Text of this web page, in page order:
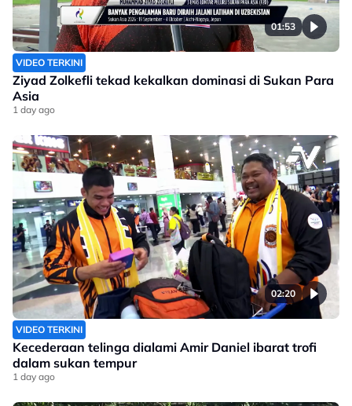
01:53
VIDEO TERKINI
Ziyad Zolkefli tekad kekalkan dominasi di Sukan Para
Asia
1 day ago
02:20
VIDEO TERKINI
Kecederaan telinga dialami Amir Daniel ibarat trofi
dalam sukan tempur
1 day ago